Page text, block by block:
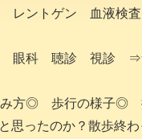
レントゲン 血液検
科 聴診 視診 ⇒食
み方◎ 歩行の様
ったのか？散歩終わ